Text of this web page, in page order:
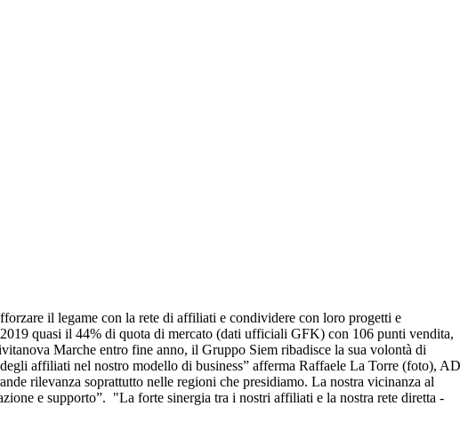
il legame con la rete di affiliati e condividere con loro progetti e
quasi il 44% di quota di mercato (dati ufficiali GFK) con 106 punti vendita,
Marche entro fine anno, il Gruppo Siem ribadisce la sua volontà di
affiliati nel nostro modello di business” afferma Raffaele La Torre (foto), AD
rilevanza soprattutto nelle regioni che presidiamo. La nostra vicinanza al
e supporto”. "La forte sinergia tra i nostri affiliati e la nostra rete diretta -